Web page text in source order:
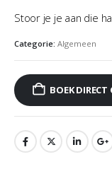
Stoor je je aan die
Categorie: Algemeen
BOEK DIRECT